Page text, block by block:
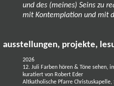
und des (meines) Seins zu
mit Kontemplation und mit
ausstellungen, projekte,
2026
12. Juli Farben hören & Töne sehen,
kuratiert von Robert Eder
Altkatholische Pfarre Christuskapelle,